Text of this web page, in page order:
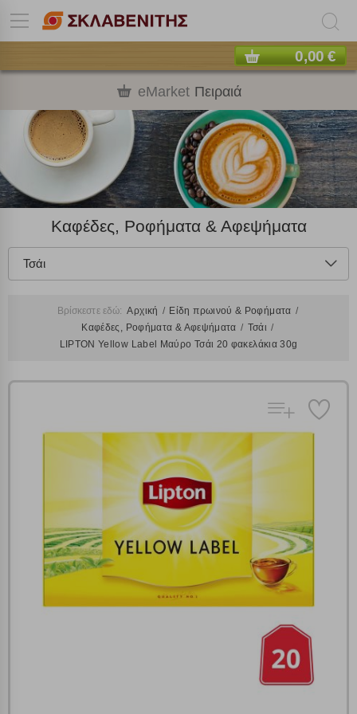
0,00 €
eMarket Πειραιά
Καφέδες, Ροφήματα & Αφεψήματα
Τσάι
Βρίσκεστε εδώ: Αρχική
Είδη πρωινού & Ροφήματα
Καφέδες, Ροφήματα & Αφεψήματα
Τσάι
LIPTON Yellow Label Μαύρο Τσάι 20 φακελάκια 30g